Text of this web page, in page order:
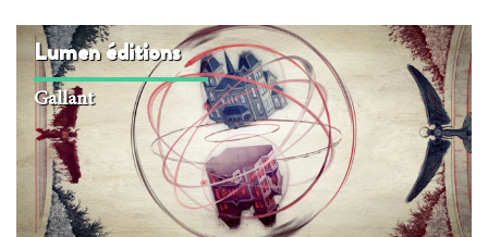
Lumen édi­tions
Gallant